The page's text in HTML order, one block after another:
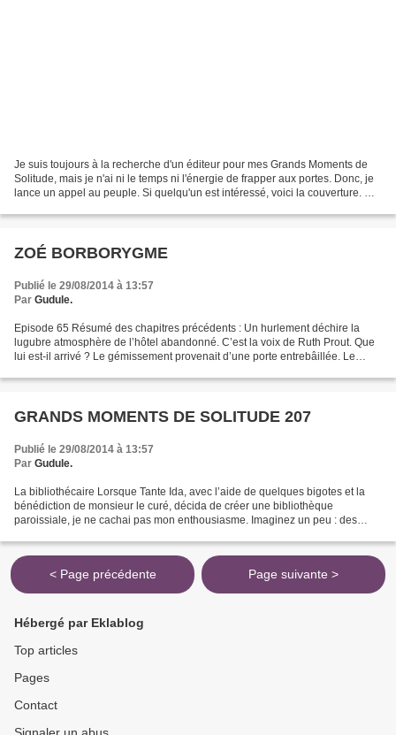
Je suis toujours à la recherche d'un éditeur pour mes Grands Moments de
Solitude, mais je n'ai ni le temps ni l'énergie de frapper aux portes. Donc, je
lance un appel au peuple. Si quelqu'un est intéressé, voici la couverture. Du
ZOÉ BORBORYGME
Publié le 29/08/2014 à 13:57
Par Gudule.
Episode 65 Résumé des chapitres précédents : Un hurlement déchire la
lugubre atmosphère de l’hôtel abandonné. C’est la voix de Ruth Prout. Que
lui est-il arrivé ? Le gémissement provenait d’une porte entrebâillée. Le
GRANDS MOMENTS DE SOLITUDE 207
Publié le 29/08/2014 à 13:57
Par Gudule.
La bibliothécaire Lorsque Tante Ida, avec l’aide de quelques bigotes et la
bénédiction de monsieur le curé, décida de créer une bibliothèque
paroissiale, je ne cachai pas mon enthousiasme. Imaginez un peu : des
< Page précédente Page suivante >
Hébergé par Eklablog
Top articles
Pages
Contact